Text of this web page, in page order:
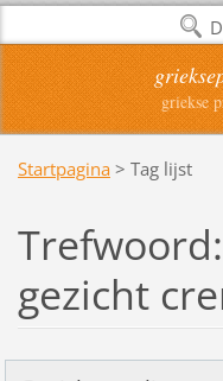
griekse
Startpagina > Tag lijst
gezicht